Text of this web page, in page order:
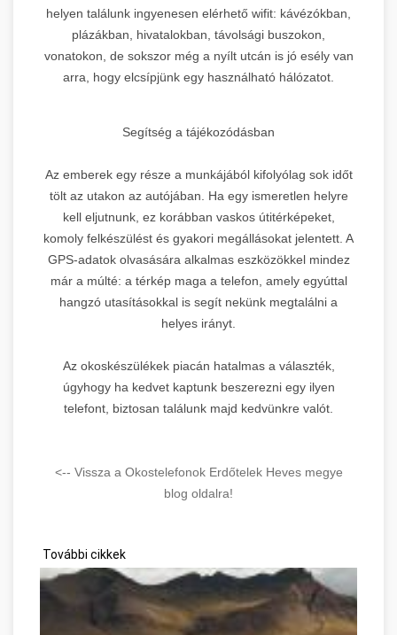
helyen találunk ingyenesen elérhető wifit: kávézókban,
plázákban, hivatalokban, távolsági buszokon,
vonatokon, de sokszor még a nyílt utcán is jó esély van
arra, hogy elcsípjünk egy használható hálózatot.
Segítség a tájékozódásban
Az emberek egy része a munkájából kifolyólag sok időt
tölt az utakon az autójában. Ha egy ismeretlen helyre
kell eljutnunk, ez korábban vaskos útitérképeket,
komoly felkészülést és gyakori megállásokat jelentett. A
GPS-adatok olvasására alkalmas eszközökkel mindez
már a múlté: a térkép maga a telefon, amely egyúttal
hangzó utasításokkal is segít nekünk megtalálni a
helyes irányt.
Az okoskészülékek piacán hatalmas a választék,
úgyhogy ha kedvet kaptunk beszerezni egy ilyen
telefont, biztosan találunk majd kedvünkre valót.
<-- Vissza a Okostelefonok Erdőtelek Heves megye
blog oldalra!
További cikkek